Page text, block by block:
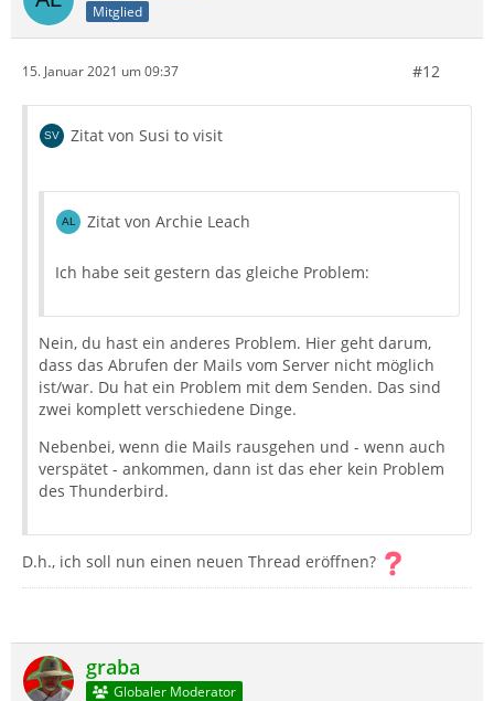
Mitglied
15. Januar 2021 um 09:37 #12
Zitat von Susi to visit
Zitat von Archie Leach
Ich habe seit gestern das gleiche Problem:
Nein, du hast ein anderes Problem. Hier geht darum,
dass das Abrufen der Mails vom Server nicht möglich
ist/war. Du hat ein Problem mit dem Senden. Das sind
zwei komplett verschiedene Dinge.
Nebenbei, wenn die Mails rausgehen und - wenn auch
verspätet - ankommen, dann ist das eher kein Problem
des Thunderbird.
D.h., ich soll nun einen neuen Thread eröffnen?
graba
Globaler Moderator